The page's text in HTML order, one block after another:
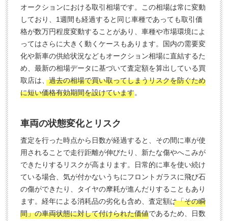
オークションにおける取引相場です。この相場は常に変動
しており、1週間も経過すると同じ車種であっても取引価
格が数万円程度変動することがあり、車種や市場環境によ
ってはさらに大きく動くケースもあります。国内の需要変
化や新車の供給状況などもオークション相場に直結するた
め、最新の相場データに基づいて査定額を算出している買
取店は、過去の相場で買い取ってしまうリスクを防ぐため
に短い価格有効期間を設けています。
車両の状態変化とリスク
査定を行った時点から日数が経過すると、その間に車が使
用されることで走行距離が伸びたり、新たな傷やへこみが
できたりするリスクが高まります。日常的に車を使い続け
ている場合、気が付かないうちにフロントガラスに飛び石
の傷ができたり、タイヤの摩耗が進んだりすることもあり
ます。経年による消耗品の劣化も含め、査定額は「その瞬
間」の車両状態に対して付けられた価値であるため、日数